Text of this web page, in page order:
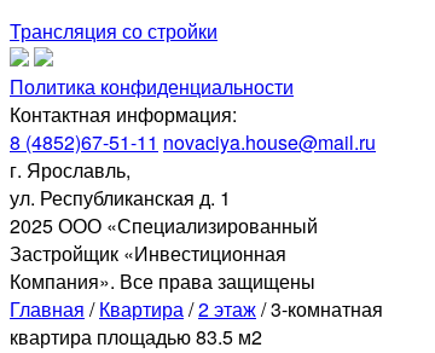
Трансляция со стройки
Политика конфиденциальности
Контактная информация:
8 (4852)67-51-11 novaciya.house@mail.ru
г. Ярославль,
ул. Республиканская д. 1
2025 ООО «Специализированный
Застройщик «Инвестиционная
Компания». Все права защищены
Главная /Квартира/2 этаж/3-комнатная
квартира площадью 83.5 м2